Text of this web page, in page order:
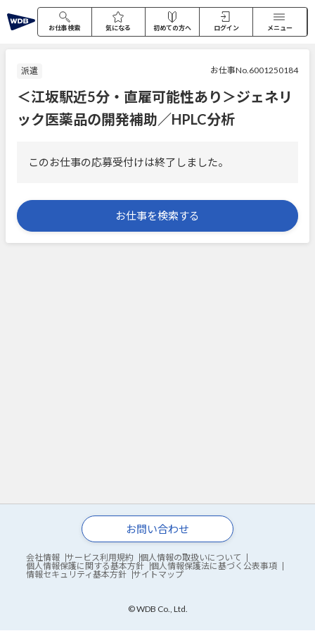
お仕事検索 気になる 初めての方へ ログイン メニュー
派遣 お仕事No.6001250184
＜江坂駅近5分・直雇可能性あり＞ジェネリ
ック医薬品の開発補助／HPLC分析
このお仕事の応募受付けは終了しました。
お仕事を検索する
お問い合わせ
会社情報 サービス利用規約
個人情報の取扱いについて
個人情報保護に関する基本方針
個人情報保護法に基づく公表事項
情報セキュリティ基本方針
サイトマップ
© WDB Co., Ltd.